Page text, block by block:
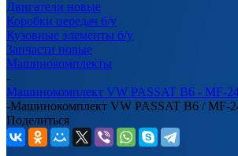
Двигатели новые
Коробки передач б/у
Кузовные элементы б/у
Запчасти новые
Машинокомплекты
-
Машинокомплект VW PASSAT B6 - MF-
-Машинокомплект VW PASSAT B6 / MF-
Поделиться